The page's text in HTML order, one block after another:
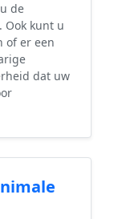
de
Ook kunt u
of er een
dat uw